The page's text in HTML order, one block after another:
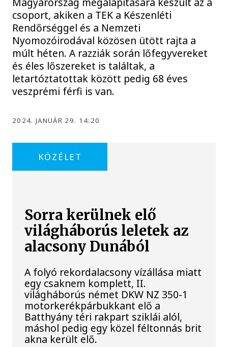
csoport, akiken a TEK a Készenléti
Rendőrséggel és a Nemzeti
Nyomozóirodával közösen ütött rajta a
múlt héten. A razziák során lőfegyvereket
és éles lőszereket is találtak, a
letartóztatottak között pedig 68 éves
veszprémi férfi is van.
2024. JANUÁR 29. 14:20
KÖZÉLET
Sorra kerülnek elő
világháborús leletek az
alacsony Dunából
A folyó rekordalacsony vízállása miatt
egy csaknem komplett, II.
világháborús német DKW NZ 350-1
motorkerékpárbukkant elő a
Batthyány téri rakpart sziklái alól,
máshol pedig egy közel féltonnás brit
akna került elő.